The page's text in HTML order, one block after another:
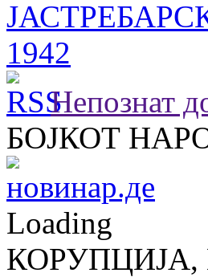
Непознат
БОЈКОТ
Loading